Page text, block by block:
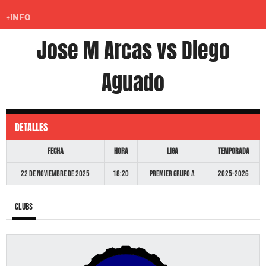
+INFO
Jose M Arcas vs Diego
Aguado
DETALLES
Fecha Hora Liga Temporada
22 de noviembre de 2025 18:20 Premier GRUPO A 2025-2026
Clubs